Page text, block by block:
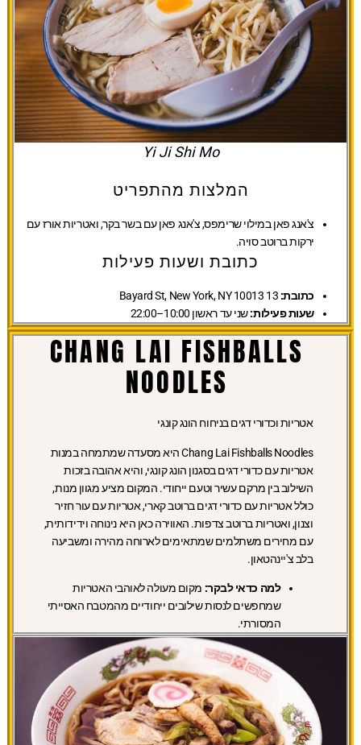
Yi Ji Shi Mo
המלצות מהתפריט
צ'אנג פאן במילוי שרימפס, צ'אנג פאן עם בשר בקר, ואטריות אורז עם
ירקות ברוטב סויה.
כתובת ושעות פעילות
כתובת:
שעות פעילות:שני עד ראשון 10:00–22:00
CHANG LAI FISHBALLS
NOODLES
אטריות וכדורי דגים בניחוח הונג קונגי
Chang Lai Fishballs Noodles היא מסעדה שמתמחה במנות
אטריות עם כדורי דגים בסגנון הונג קונגי, והיא אהובה בזכות
השילוב בין מרקם עשיר וטעם ייחודי. המקום מציע מגוון מנות,
כולל אטריות עם כדורי דגים ברוטב קארי, אטריות עם עור חזיר
וצנון, ואטריות ברוטב צדפות. האווירה כאן היא נינוחה וידידותית,
עם מחירים משתלמים שמתאימים לארוחה מהירה ומשביעה
בלב צ'יינהטאון.
למה כדאי לבקר: מקום מעולה לאוהבי האטריות
שמחפשים לנסות שילובים ייחודיים מהמטבח האסייתי
המסורתי.